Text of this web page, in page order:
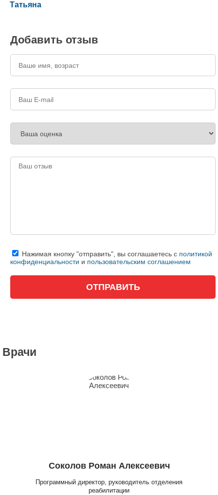
Татьяна
Добавить отзыв
Нажимая кнопку "отправить", вы соглашаетесь с политикой
конфиденциальности и пользовательским соглашением
Врачи
Соколов Роман Алексеевич
Программный директор, руководитель отделения
реабилитации